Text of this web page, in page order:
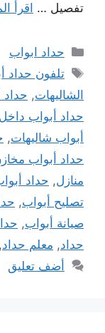
تفصيل …
اقرأ
التصنيفات
حداد ابواب
الوسوم
تلفون حداد
الشاليهات, حداد
حداد أبواب
أبواب شاليهات,
حداد أبواب
منازل, حداد
تصليح أبواب,
صيانة أبواب,
حداد, معلم حداد,
أضف تعليق